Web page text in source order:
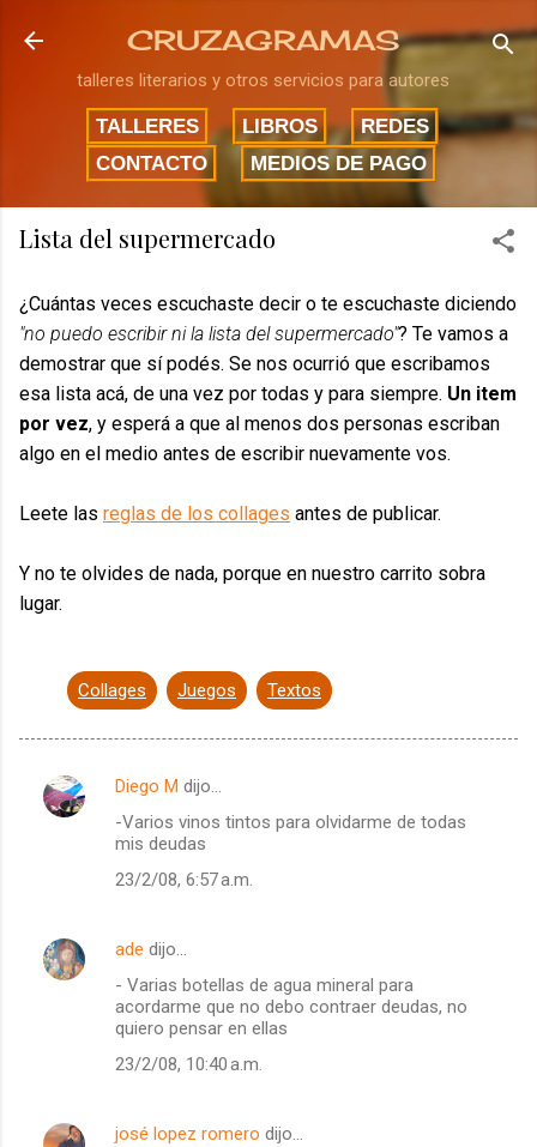
Ir al contenido principal
CRUZAGRAMAS
talleres literarios y otros servicios para autores
TALLERES LIBROS
REDES
CONTACTO
MEDIOS DE PAGO
Lista del supermercado
¿Cuántas veces escuchaste decir o te escuchaste diciendo
"no puedo escribir ni la lista del supermercado"? Te vamos a
demostrar que sí podés. Se nos ocurrió que escribamos
esa lista acá, de una vez por todas y para siempre. Un item
por vez, y esperá a que al menos dos personas escriban
algo en el medio antes de escribir nuevamente vos.
Leete las reglas de los collages antes de publicar.
Y no te olvides de nada, porque en nuestro carrito sobra
lugar.
Collages Juegos Textos
C
t
s
Diego M dijo…
-Varios vinos tintos para olvidarme de todas
mis deudas
23/2/08, 6:57 a.m.
ade dijo…
- Varias botellas de agua mineral para
acordarme que no debo contraer deudas, no
quiero pensar en ellas
23/2/08, 10:40 a.m.
josé lopez romero dijo…